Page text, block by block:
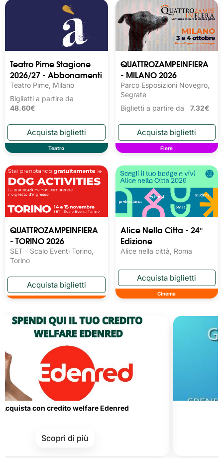
Teatro Pime Stagione
2026/27 - Abbonamenti
Teatro Pime, Milano
Biglietti a partire da
48.60€
Teatro
QUATTROZAMPEINFIERA
- MILANO 2026
Parco Esposizioni Novegro,
Segrate
Biglietti a partire da 7.32€
Fiere
QUATTROZAMPEINFIERA
- TORINO 2026
SET - Scalo Eventi Torino,
Torino
Alice Nella Citta - 24°
Edizione
Alice nella città, Roma
Cinema
con credito welfare Edenred
Scopri di più